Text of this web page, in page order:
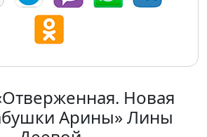
Новая
Арины» Лины